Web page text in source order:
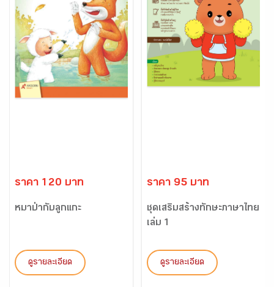
ราคา 120 บาท
หมาป่ากับลูกแกะ
ดูรายละเอียด
ราคา 95 บาท
ชุดเสริมสร้างทักษะภาษาไทย
เล่ม 1
ดูรายละเอียด